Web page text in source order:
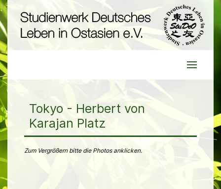
Tokyo - Herbert von
Karajan Platz
Zum Vergrößern bitte die Photos anklicken.